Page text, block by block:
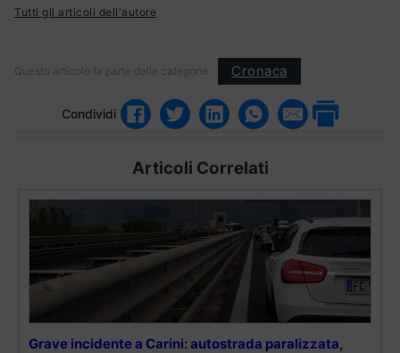
Tutti gli articoli dell'autore
Questo articolo fa parte delle categorie: Cronaca
Condividi
Articoli Correlati
Grave incidente a Carini: autostrada paralizzata,